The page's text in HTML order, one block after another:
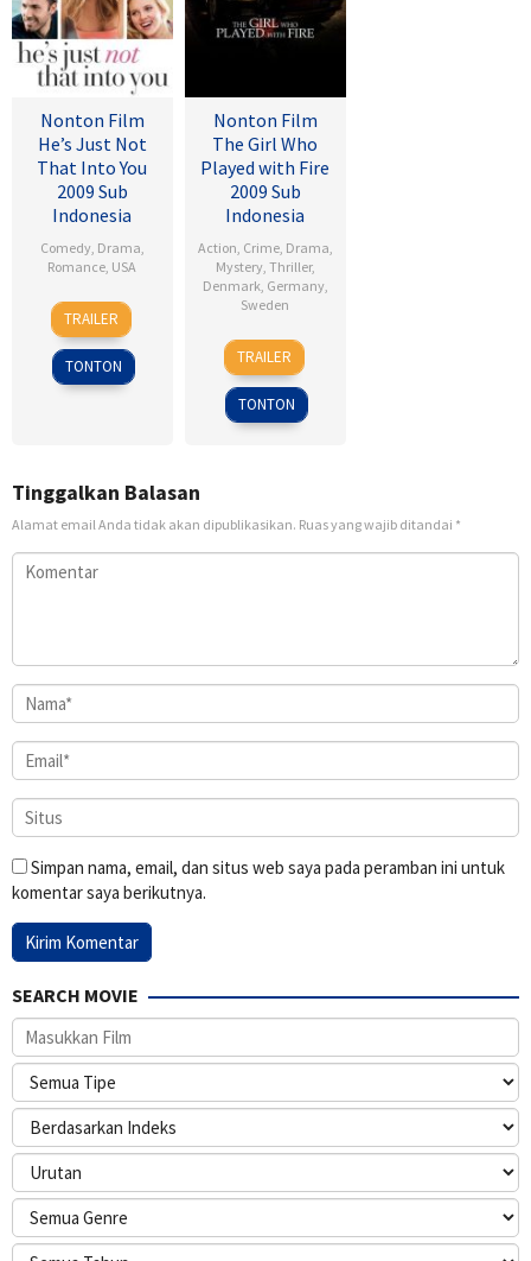
Nonton Film
He’s Just Not
That Into You
2009 Sub
Indonesia
Comedy, Drama,
Romance, USA
6
Feb
2009
Ken
Kwapis
TRAILER
TONTON
Nonton Film
The Girl Who
Played with Fire
2009 Sub
Indonesia
Action, Crime, Drama,
Mystery, Thriller,
Denmark, Germany,
Sweden
18
Sep
2009
Daniel
Alfredson
TRAILER
TONTON
Tinggalkan Balasan
Alamat email Anda tidak akan dipublikasikan. Ruas yang wajib ditandai *
Simpan nama, email, dan situs web saya pada peramban ini untuk
komentar saya berikutnya.
SEARCH MOVIE